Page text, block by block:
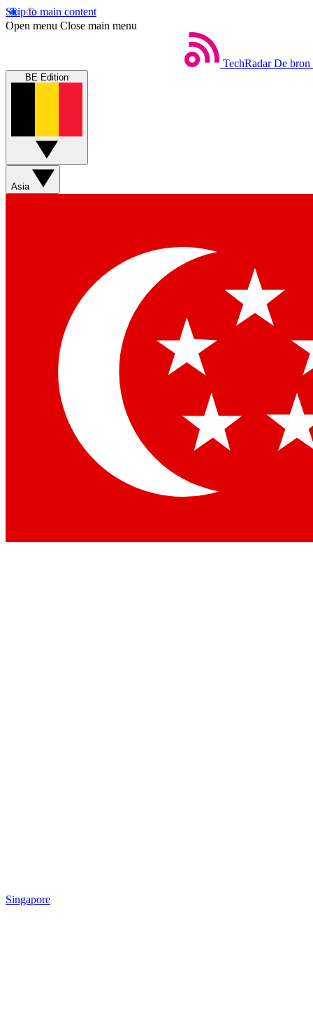
Skip to main content
Open menu Close main menu
TechRadar De bron
BE Edition
Asia
Singapore